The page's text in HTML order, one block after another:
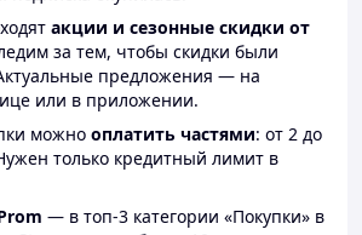
акции и сезонные скидки от
за тем, чтобы скидки были
предложения — на
или в приложении.
можно оплатить частями: от 2 до
только кредитный лимит в
— в топ-3 категории «Покупки» в